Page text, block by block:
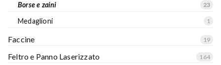
Borse e zaini 23
Medaglioni 1
Faccine 19
Feltro e Panno Laserizzato 164